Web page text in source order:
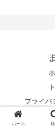
プライバ
ホーム